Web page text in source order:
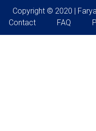
Copyright © 2020 |
Footer menu
Contact FAQ